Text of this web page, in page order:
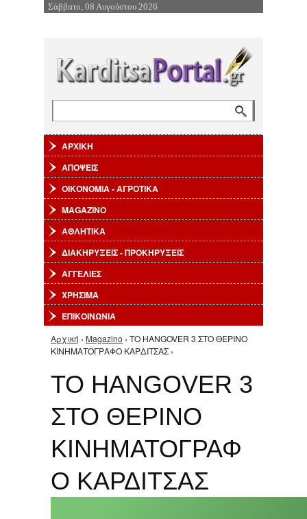
Επιστροφή στην Πλοήγηση
Σάββατο, 08 Αυγούστου 2026
ΑΡΧΙΚΗ
ΑΠΟΨΕΙΣ
ΟΙΚΟΝΟΜΙΑ - ΑΓΡΟΤΙΚΑ
MAGAZINO
ΑΘΛΗΤΙΚΑ
ΔΙΑΚΗΡΥΞΕΙΣ - ΠΡΟΚΗΡΥΞΕΙΣ
ΑΓΓΕΛΙΕΣ
ΧΡΗΣΙΜΑ
ΕΠΙΚΟΙΝΩΝΙΑ
Είστε εδώ
Αρχική › Magazino › TO HANGOVER 3 ΣΤΟ ΘΕΡΙΝΟ
ΚΙΝΗΜΑΤΟΓΡΑΦΟ ΚΑΡΔΙΤΣΑΣ ›
TO HANGOVER 3
ΣΤΟ ΘΕΡΙΝΟ
ΚΙΝΗΜΑΤΟΓΡΑΦ
Ο ΚΑΡΔΙΤΣΑΣ